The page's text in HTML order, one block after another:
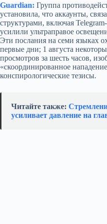
Guardian: Группа
установила, что аккаунты,
структурами, включая
усилили ультраправое
Эти послания на семи языках
первые дни; 1 августа
просмотров за шесть часов,
«скоординированное
конспирологические тезисы.
Читайте также:
усиливает давление на